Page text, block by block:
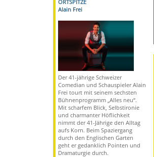
ORTSPITZE
Alain Frei
Der 41-jährige Schweizer
Comedian und Schauspieler Alain
Frei tourt mit seinem sechsten
Bühnenprogramm „Alles neu“.
Mit scharfem Blick, Selbstironie
und charmanter Höflichkeit
nimmt der 41-Jährige den Alltag
aufs Korn. Beim Spaziergang
durch den Englischen Garten
geht er gedanklich Pointen und
Dramaturgie durch.